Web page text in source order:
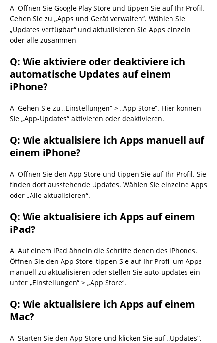
A: Öffnen Sie Google Play Store und tippen Sie auf Ihr Profil.
Gehen Sie zu „Apps und Gerät verwalten“. Wählen Sie
„Updates verfügbar“ und aktualisieren Sie Apps einzeln
oder alle zusammen.
Q: Wie aktiviere oder deaktiviere ich
automatische Updates auf einem
iPhone?
A: Gehen Sie zu „Einstellungen“ > „App Store“. Hier können
Sie „App-Updates“ aktivieren oder deaktivieren.
Q: Wie aktualisiere ich Apps manuell auf
einem iPhone?
A: Öffnen Sie den App Store und tippen Sie auf Ihr Profil. Sie
finden dort ausstehende Updates. Wählen Sie einzelne Apps
oder „Alle aktualisieren“.
Q: Wie aktualisiere ich Apps auf einem
iPad?
A: Auf einem iPad ähneln die Schritte denen des iPhones.
Öffnen Sie den App Store, tippen Sie auf Ihr Profil um Apps
manuell zu aktualisieren oder stellen Sie auto-updates ein
unter „Einstellungen“ > „App Store“.
Q: Wie aktualisiere ich Apps auf einem
Mac?
A: Starten Sie den App Store und klicken Sie auf „Updates“.